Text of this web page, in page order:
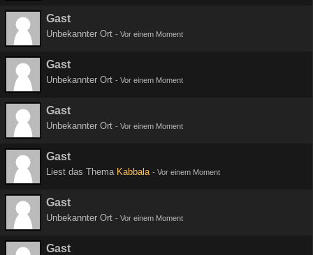
Gast
Unbekannter Ort - Vor einem Moment
Gast
Unbekannter Ort - Vor einem Moment
Gast
Unbekannter Ort - Vor einem Moment
Gast
Liest das Thema Kabbala - Vor einem Moment
Gast
Unbekannter Ort - Vor einem Moment
Gast